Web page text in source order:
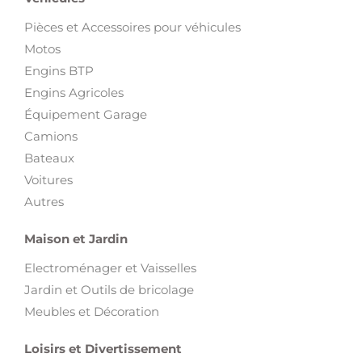
Pièces et Accessoires pour véhicules
Motos
Engins BTP
Engins Agricoles
Équipement Garage
Camions
Bateaux
Voitures
Autres
Maison et Jardin
Electroménager et Vaisselles
Jardin et Outils de bricolage
Meubles et Décoration
Loisirs et Divertissement